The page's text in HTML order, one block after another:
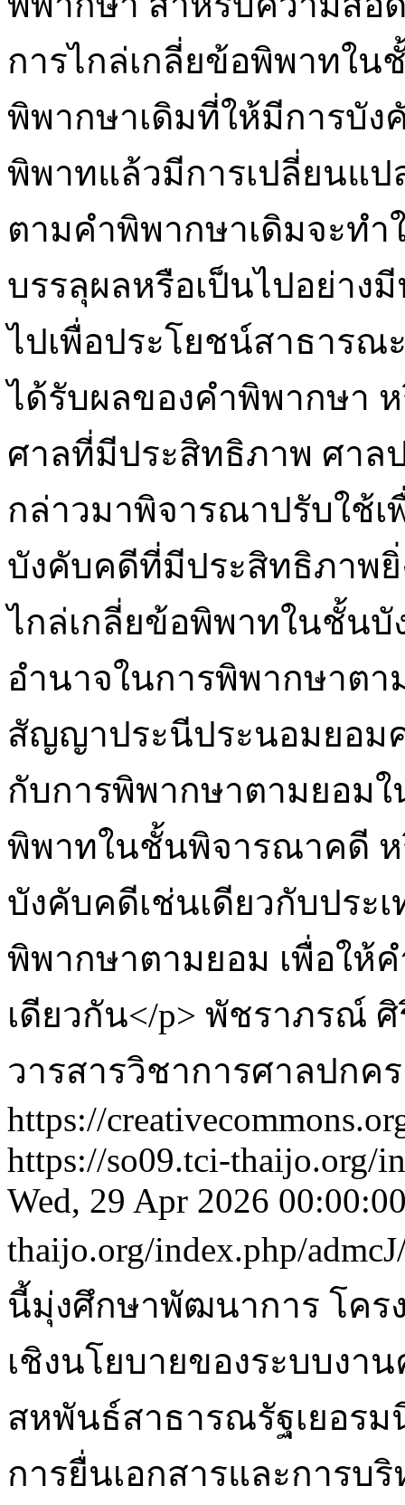
การไกล่เกลี่ยข้อพิพาทใ
พิพากษาเดิมที่ให้มีการบั
พิพาทแล้วมีการเปลี่ยนแ
ตามคำพิพากษาเดิมจะท
บรรลุผลหรือเป็นไปอย่าง
ไปเพื่อประโยชน์สาธารณ
ได้รับผลของคำพิพากษา
ศาลที่มีประสิทธิภาพ ศาล
กล่าวมาพิจารณาปรับใช้เ
บังคับคดีที่มีประสิทธิภาพ
ไกล่เกลี่ยข้อพิพาทในชั้น
อำนาจในการพิพากษาต
สัญญาประนีประนอมยอม
กับการพิพากษาตามยอม
พิพาทในชั้นพิจารณาคดี ห
บังคับคดีเช่นเดียวกับประ
พิพากษาตามยอม เพื่อให้
เดียวกัน</p> พัชราภรณ์ ศิ
วารสารวิชาการศาลปกค
https://
https://so09.tci-thaijo.org/
Wed, 29 Apr 2026
thaijo.org/index.php/
นี้มุ่งศึกษาพัฒนาการ โคร
เชิงนโยบายของระบบงา
สหพันธ์สาธารณรัฐเยอร
การยื่นเอกสารและการบ